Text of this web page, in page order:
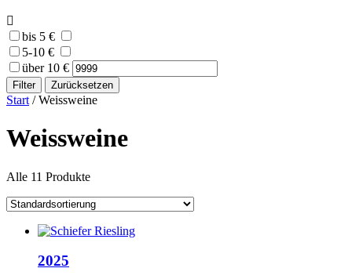
bis 5 €
5-10 €
über 10 €
Filter Zurücksetzen
Start / Weissweine
Weissweine
Alle 11 Produkte
2025